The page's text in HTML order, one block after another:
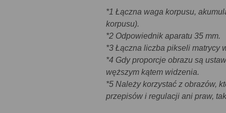
*1 Łączna waga korpusu,
korpusu).
*2 Odpowiednik aparatu 35 mm.
*3 Łączna liczba pikseli matrycy
*4 Gdy proporcje obrazu są
węższym kątem widzenia.
*5 Należy korzystać z obrazów,
przepisów i regulacji ani praw,